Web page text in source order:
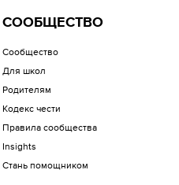
СООБЩЕСТВО
Сообщество
Для школ
Родителям
Кодекс чести
Правила сообщества
Insights
Стань помощником